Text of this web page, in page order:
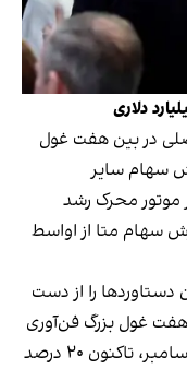
دلاری
برندگان اصلی در بین هفت غول
سهام سایر
محرک رشد
ارزش سهام متا از اواسط
دستاوردها را از دست
غول بزرگ فن‌آوری
در مقایسه با نقطه اوج خود در اواسط دسامبر، تاکنون ۲۰ درصد